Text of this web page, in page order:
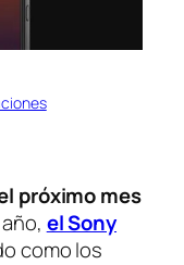
próximo mes
el Sony
como los